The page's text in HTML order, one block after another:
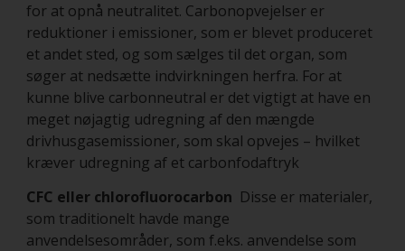
for at opnå neutralitet. Carbonopvejelser er
reduktioner i emissioner, som er blevet produceret
et andet sted, og som sælges til det organ, som
søger at nedsætte indvirkningen herfra. For at
kunne blive carbonneutral er det vigtigt at have en
meget nøjagtig udregning af den mængde
drivhusgasemissioner, som skal opvejes – hvilket
kræver udregning af et carbonfodaftryk
CFC eller chlorofluorocarbon Disse er materialer,
som traditionelt havde mange
anvendelsesområder, som f.eks. anvendelse som